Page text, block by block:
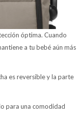
óptima. Cuando
a tu bebé aún más
es reversible y la parte
para una comodidad